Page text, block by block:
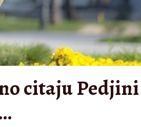
citaju Pedjini